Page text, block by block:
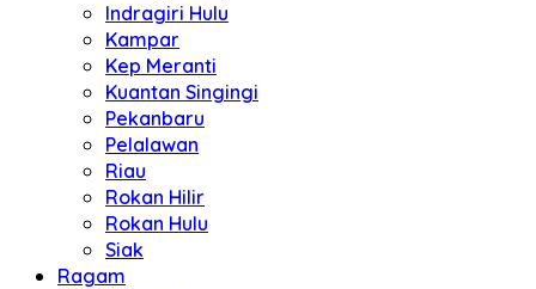
Indragiri Hulu
Kampar
Kep Meranti
Kuantan Singingi
Pekanbaru
Pelalawan
Riau
Rokan Hilir
Rokan Hulu
Siak
Ragam